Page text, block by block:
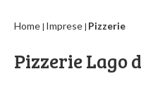
Home | Imprese | Pizzerie
Pizzerie Lago